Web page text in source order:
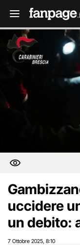
uccidere
un debito:
7 Ottobre 2025 8:10